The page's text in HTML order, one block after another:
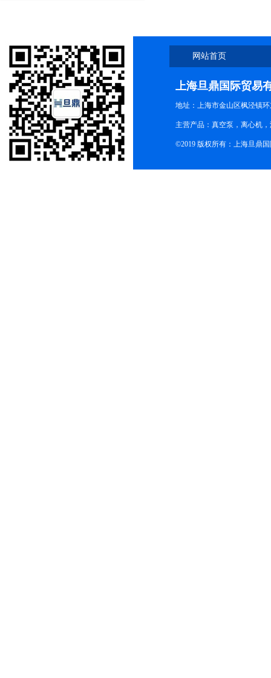
网站首页
上海旦鼎国际贸易
地址：上海市金山区枫泾镇
主营产品：真空泵，离心机
©2019 版权所有：上海旦鼎